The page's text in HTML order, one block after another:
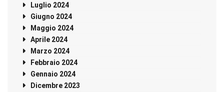
Luglio 2024
Giugno 2024
Maggio 2024
Aprile 2024
Marzo 2024
Febbraio 2024
Gennaio 2024
Dicembre 2023